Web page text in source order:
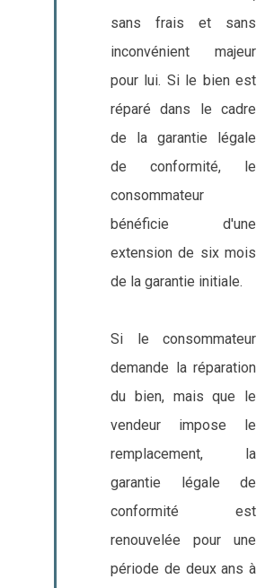
sans frais et sans
inconvénient majeur
pour lui. Si le bien est
réparé dans le cadre
de la garantie légale
de conformité, le
consommateur
bénéficie d'une
extension de six mois
de la garantie initiale.
Si le consommateur
demande la réparation
du bien, mais que le
vendeur impose le
remplacement, la
garantie légale de
conformité est
renouvelée pour une
période de deux ans à